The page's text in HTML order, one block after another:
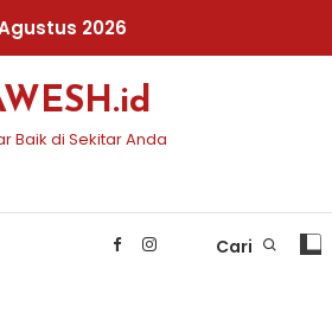
2026
Baik di Sekitar Anda
Cari